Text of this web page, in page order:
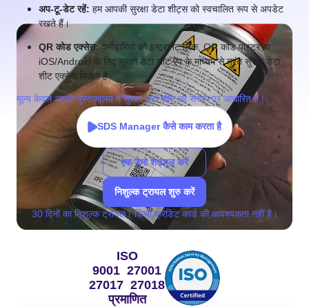
अप-टू-डेट रहें: हम आपकी सुरक्षा डेटा शीट्स को स्वचालित रूप से अपडेट
रखते हैं।
QR कोड एक्सेस: कर्मचारियों को इन्ट्रानेट लिंक, QR कोड पोस्टर या
iOS/Android के लिए सुरक्षा डेटा शीट ऐप के माध्यम से तुरंत सुरक्षा डेटा
शीट एक्सेस मिलती है
मूल्य केवल आपके पुस्तकालय में सुरक्षा डेटा शीट की संख्या पर आधारित है।
SDS Manager कैसे काम करता है
एक डेमो शेड्यूल करें
निशुल्क ट्रायल शुरु करें
30 दिनों का निशुल्क ट्रायल। किसी क्रेडिट कार्ड की आवश्यकता नहीं है।
ISO
9001 27001
27017 27018
प्रमाणित